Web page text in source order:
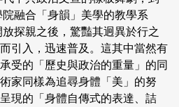
融合「身韻」美學的教學系
探親之後，驚豔其迥異於行之
引入，迅速普及。這其中當然有
受的「歷史與政治的重量」的同
家同樣為追尋身體「美」的努
現的「身體自傳式的表達、詰